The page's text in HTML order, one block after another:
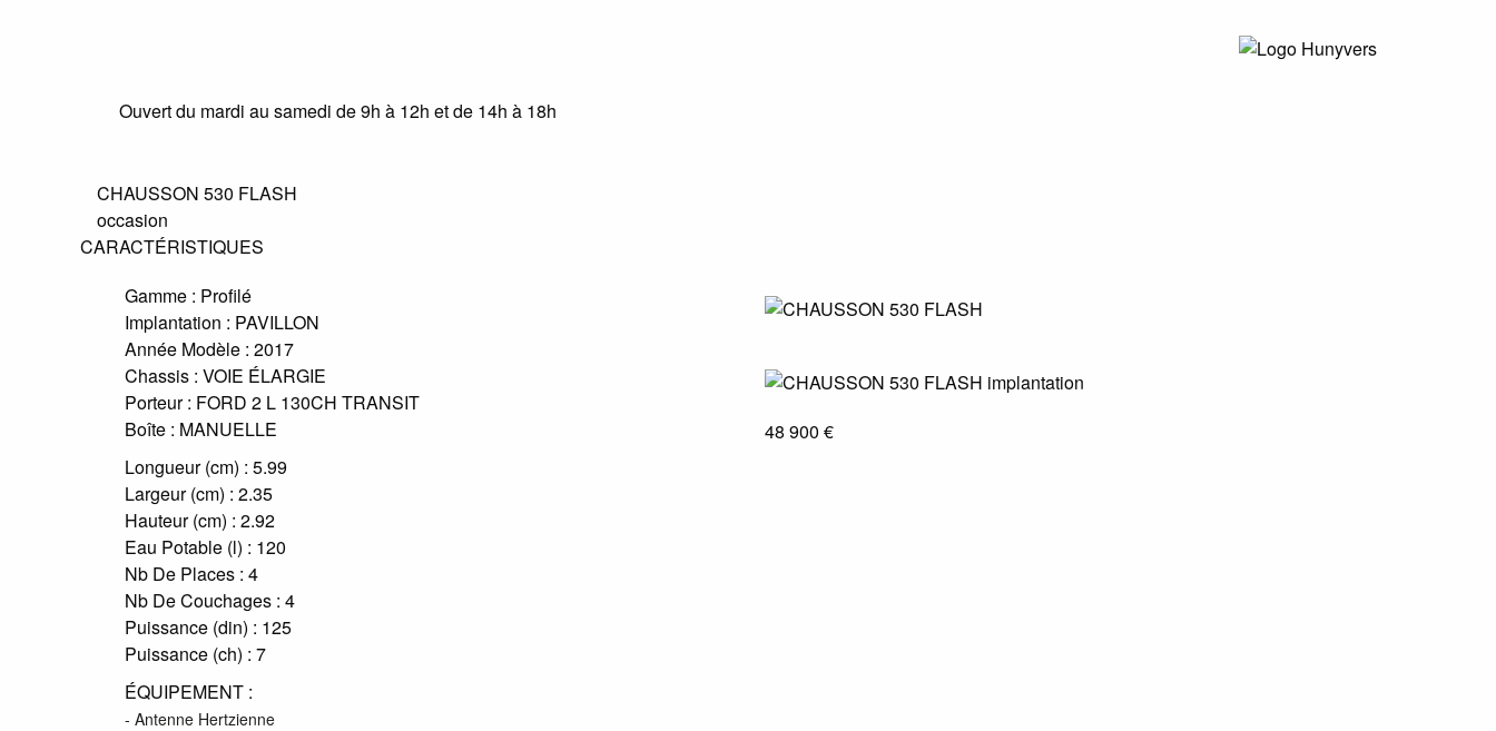
Ouvert du mardi au samedi de 9h à 12h et de 14h à 18h
CHAUSSON 530 FLASH
occasion
CARACTÉRISTIQUES
Gamme : Profilé
Implantation : PAVILLON
Année Modèle : 2017
Chassis : VOIE ÉLARGIE
Porteur : FORD 2 L 130CH TRANSIT
Boîte : MANUELLE
Longueur (cm) : 5.99
Largeur (cm) : 2.35
Hauteur (cm) : 2.92
Eau Potable (l) : 120
Nb De Places : 4
Nb De Couchages : 4
Puissance (din) : 125
Puissance (ch) : 7
ÉQUIPEMENT :
- Antenne Hertzienne
48 900 €